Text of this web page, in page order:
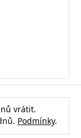
vrátit.
Podmínky.